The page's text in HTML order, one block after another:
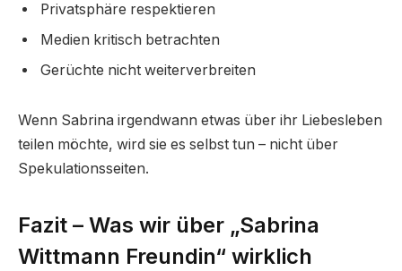
Privatsphäre respektieren
Medien kritisch betrachten
Gerüchte nicht weiterverbreiten
Wenn Sabrina irgendwann etwas über ihr Liebesleben
teilen möchte, wird sie es selbst tun – nicht über
Spekulationsseiten.
Fazit – Was wir über „Sabrina
Wittmann Freundin“ wirklich